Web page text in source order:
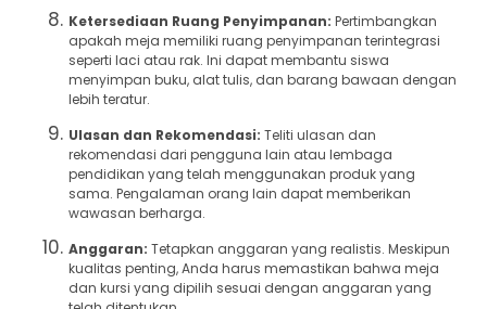
Ketersediaan Ruang Penyimpanan: Pertimbangkan
apakah meja memiliki ruang penyimpanan terintegrasi
seperti laci atau rak. Ini dapat membantu siswa
menyimpan buku, alat tulis, dan barang bawaan dengan
lebih teratur.
Ulasan dan Rekomendasi: Teliti ulasan dan
rekomendasi dari pengguna lain atau lembaga
pendidikan yang telah menggunakan produk yang
sama. Pengalaman orang lain dapat memberikan
wawasan berharga.
Anggaran: Tetapkan anggaran yang realistis. Meskipun
kualitas penting, Anda harus memastikan bahwa meja
dan kursi yang dipilih sesuai dengan anggaran yang